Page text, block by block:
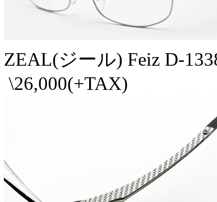
ZEAL(ジール) Feiz D-
\26,000(+TAX)